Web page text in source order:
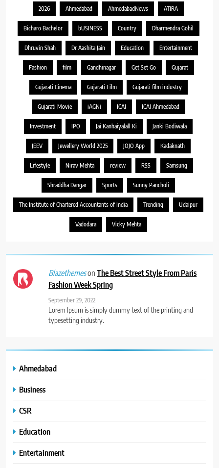
2026 Ahmedabad AhmedabadNews ATIRA
Bicharo Bachelor bUSINESS Country Dharmendra Gohil
Dhruvin Shah Dr Aashita Jain Education Entertainment
Fashion film Gandhinagar Get Set Go Gujarat
Gujarati Cinema Gujarati Film Gujarati film industry
Gujarati Movie iAGNi ICAI ICAI Ahmedabad
Investment IPO Jai Kanhaiyalall Ki Janki Bodiwala
JEEV Jewellery World 2025 JOJO App Kadaknath
Lifestyle Nirav Mehta review RSS Samsung
Shraddha Dangar Sports Sunny Pancholi
The Institute of Chartered Accountants of India Trending Udaipur
Vadodara Vicky Mehta
BlazethemesonThe Best Street Style From Paris
Fashion Week Spring
September 29, 2022
Lorem Ipsum is simply dummy text of the printing and
typesetting industry.
Ahmedabad
Business
CSR
Education
Entertainment